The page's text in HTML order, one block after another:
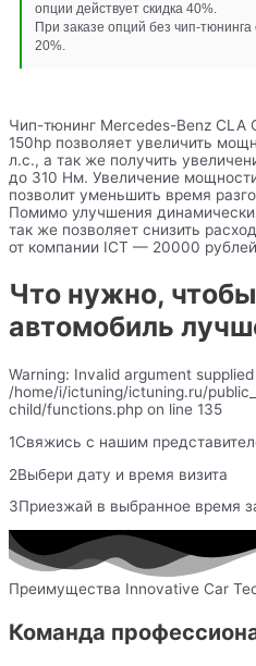
опции действует скидка 40%.
При заказе опций без чип-
20%.
Чип-тюнинг Mercedes-Benz CLA
150hp позволяет увеличить
л.с., а так же получить
до 310 Нм. Увеличение
позволит уменьшить время
Помимо улучшения
так же позволяет снизить
от компании ICT — 20000
Что нужно,
автомобиль
Warning: Invalid argument
/home/i/ictuning/ictuning.ru/
child/functions.php on line 135
1Свяжись с нашим
2Выбери дату и время визита
3Приезжай в выбранное время
Преимущества Innovative Car
Команда